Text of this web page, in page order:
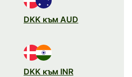
DKK към AUD
DKK към INR